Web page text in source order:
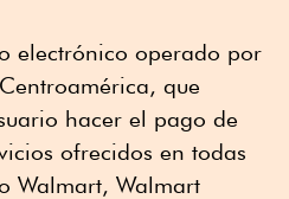
electrónico operado por
que
hacer el pago de
ofrecidos en todas
Walmart, Walmart